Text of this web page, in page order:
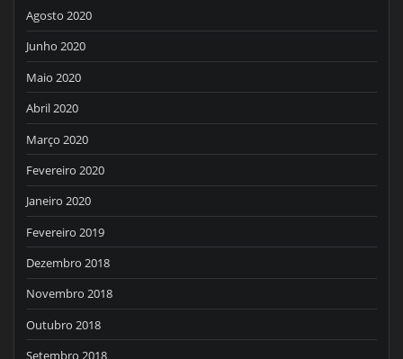
Agosto 2020
Junho 2020
Maio 2020
Abril 2020
Março 2020
Fevereiro 2020
Janeiro 2020
Fevereiro 2019
Dezembro 2018
Novembro 2018
Outubro 2018
Setembro 2018